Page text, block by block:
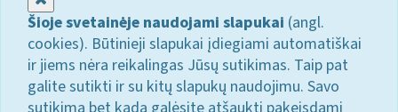
Šioje svetainėje naudojami slapukai (angl.
cookies). Būtinieji slapukai įdiegiami automatiškai
ir jiems nėra reikalingas Jūsų sutikimas. Taip pat
galite sutikti ir su kitų slapukų naudojimu. Savo
sutikimą bet kada galėsite atšaukti pakeisdami